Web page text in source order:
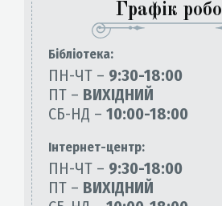
Графік
Бiблiотека:
ПН-ЧТ – 9:30-18:00
ПТ – ВИХІДНИЙ
СБ-НД – 10:00-18:00
Інтернет-центр:
ПН-ЧТ – 9:30-18:00
ПТ – ВИХІДНИЙ